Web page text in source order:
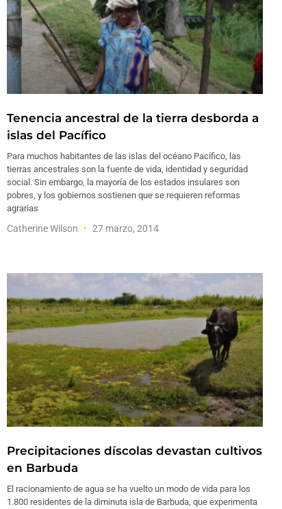
Tenencia ancestral de la tierra desborda a
islas del Pacífico
Para muchos habitantes de las islas del océano Pacífico, las
tierras ancestrales son la fuente de vida, identidad y seguridad
social. Sin embargo, la mayoría de los estados insulares son
pobres, y los gobiernos sostienen que se requieren reformas
agrarias
Catherine Wilson 27 marzo, 2014
Precipitaciones díscolas devastan cultivos
en Barbuda
El racionamiento de agua se ha vuelto un modo de vida para los
1.800 residentes de la diminuta isla de Barbuda, que experimenta